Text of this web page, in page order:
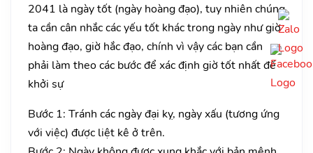
2041 là ngày tốt (ngày hoàng đạo), tuy nhiên chúng
ta cần cân nhắc các yếu tốt khác trong ngày như giờ
hoàng đạo, giờ hắc đạo, chính vì vậy các bạn cần
phải làm theo các bước để xác định giờ tốt nhất để
khởi sự
Bước 1: Tránh các ngày đại kỵ, ngày xấu (tương ứng
với việc) được liệt kê ở trên.